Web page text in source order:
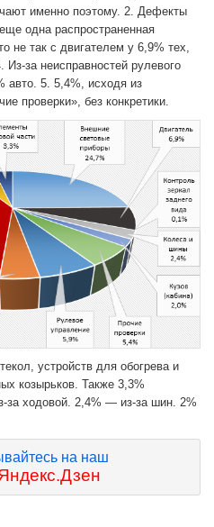
именно поэтому. 2. Дефекты
одна распространенная
не так с двигателем у 6,9% тех,
Из-за неисправностей рулевого
авто. 5. 5,4%, исходя из
проверки», без конкретики.
устройств для обогрева и
козырьков. Также 3,3%
за ходовой. 2,4% — из-за шин. 2%
на наш